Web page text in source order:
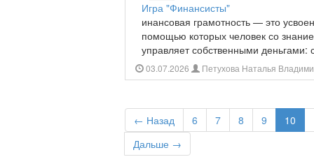
Игра "Финансисты"
инансовая грамотность — это
помощью которых человек со
управляет собственными деньгами:
03.07.2026 Петухова Наталья
← Назад 6 7 8 9 10
Дальше →